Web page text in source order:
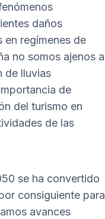
daños
en regímenes de
no somos ajenos a
de lluvias
de
del turismo en
de las
se ha convertido
consiguiente para
avances